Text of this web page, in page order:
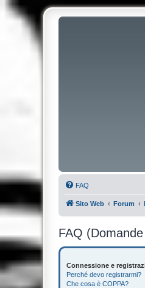
FAQ
Sito Web Forum
FAQ
Connessione e
Perché devo registrarmi?
Che cosa è COPPA?